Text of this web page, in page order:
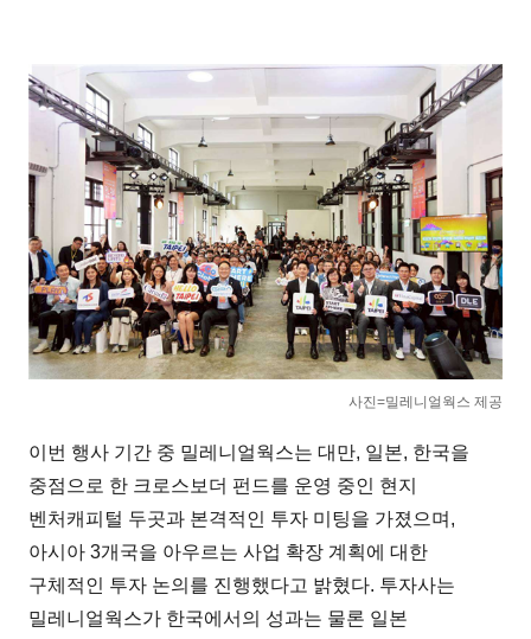
사진=밀레니얼웍스 제공
이번 행사 기간 중 밀레니얼웍스는 대만, 일본, 한국을
중점으로 한 크로스보더 펀드를 운영 중인 현지
벤처캐피털 두곳과 본격적인 투자 미팅을 가졌으며,
아시아 3개국을 아우르는 사업 확장 계획에 대한
구체적인 투자 논의를 진행했다고 밝혔다. 투자사는
밀레니얼웍스가 한국에서의 성과는 물론 일본